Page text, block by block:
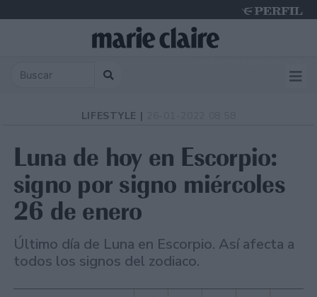
LIFESTYLE |
Luna de hoy en Escorpio:
signo por signo miércoles
26 de enero
Último día de Luna en Escorpio. Así afecta a
todos los signos del zodiaco.